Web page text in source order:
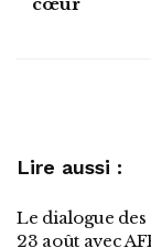
Lire aussi :
Le dialogue
23 août avec